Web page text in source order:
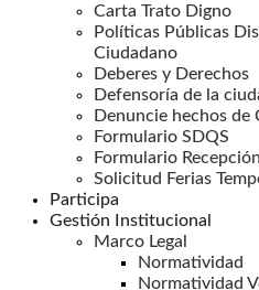
Carta Trato Digno
Políticas Públicas
Ciudadano
Deberes y Derechos
Defensoría de la
Denuncie hechos de
Formulario SDQS
Formulario
Solicitud Ferias
Participa
Gestión Institucional
Marco Legal
Normatividad
Normatividad